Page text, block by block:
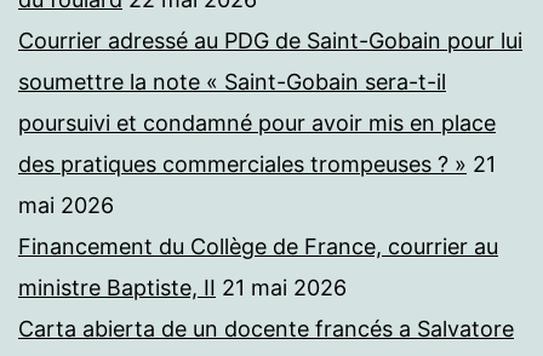
Courrier adressé au PDG de Saint-Gobain pour lui
soumettre la note « Saint-Gobain sera-t-il
poursuivi et condamné pour avoir mis en place
des pratiques commerciales trompeuses ? » 21
mai 2026
Financement du Collège de France, courrier au
ministre Baptiste, II 21 mai 2026
Carta abierta de un docente francés a Salvatore